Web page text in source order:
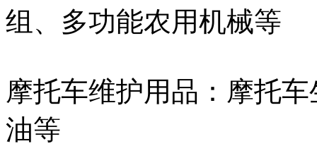
组、多功能农用机械等
摩托车维护用品：摩托
油等